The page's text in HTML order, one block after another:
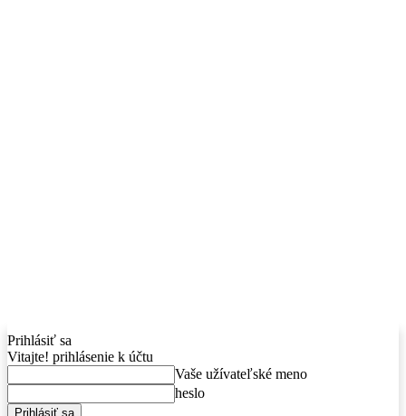
Prihlásiť sa
Vitajte! prihlásenie k účtu
Vaše užívateľské meno
heslo